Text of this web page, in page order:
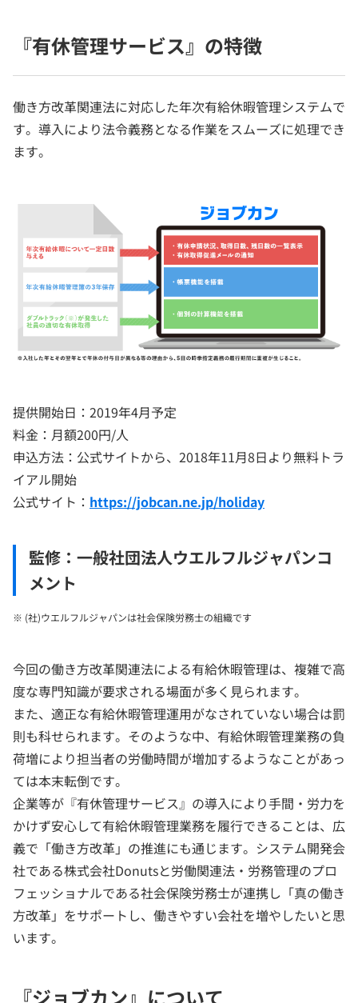
『有休管理サービス』の特徴
働き方改革関連法に対応した年次有給休暇管理システムで
す。導入により法令義務となる作業をスムーズに処理でき
ます。
提供開始日：2019年4月予定
料金：月額200円/人
申込方法：公式サイトから、2018年11月8日より無料トラ
イアル開始
公式サイト： https://jobcan.ne.jp/holiday
監修：一般社団法人ウエルフルジャパンコ
メント
※ (社)ウエルフルジャパンは社会保険労務士の組織です
今回の働き方改革関連法による有給休暇管理は、複雑で高
度な専門知識が要求される場面が多く見られます。
また、適正な有給休暇管理運用がなされていない場合は罰
則も科せられます。そのような中、有給休暇管理業務の負
荷増により担当者の労働時間が増加するようなことがあっ
ては本末転倒です。
企業等が『有休管理サービス』の導入により手間・労力を
かけず安心して有給休暇管理業務を履行できることは、広
義で「働き方改革」の推進にも通じます。システム開発会
社である株式会社Donutsと労働関連法・労務管理のプロ
フェッショナルである社会保険労務士が連携し「真の働き
方改革」をサポートし、働きやすい会社を増やしたいと思
います。
『ジョブカン』について